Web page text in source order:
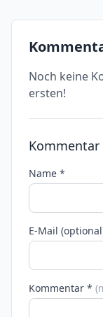
Noch keine
ersten!
Kommentar
Name *
E-Mail
Kommentar *